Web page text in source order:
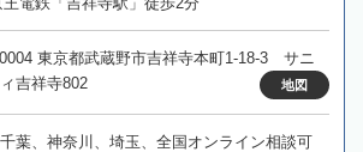
東京都武蔵野市吉祥寺本町1-18-3 サニ
吉祥寺802
地図
葉、神奈川、埼玉、全国オンライン相談可